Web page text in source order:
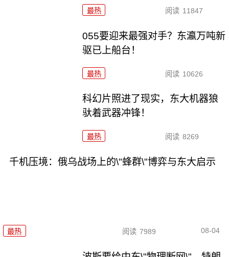
最热 阅读 11847
055要迎来最强对手？东瀛万吨新
驱已上船台！
最热 阅读 10626
科幻片照进了现实，东大机器狼
驮着武器冲锋！
最热 阅读 8269
千机压境：俄乌战场上的\"蜂群\"博弈与东大启示
最热 阅读 7989 08-04